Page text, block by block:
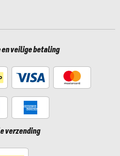
en veilige betaling
verzending